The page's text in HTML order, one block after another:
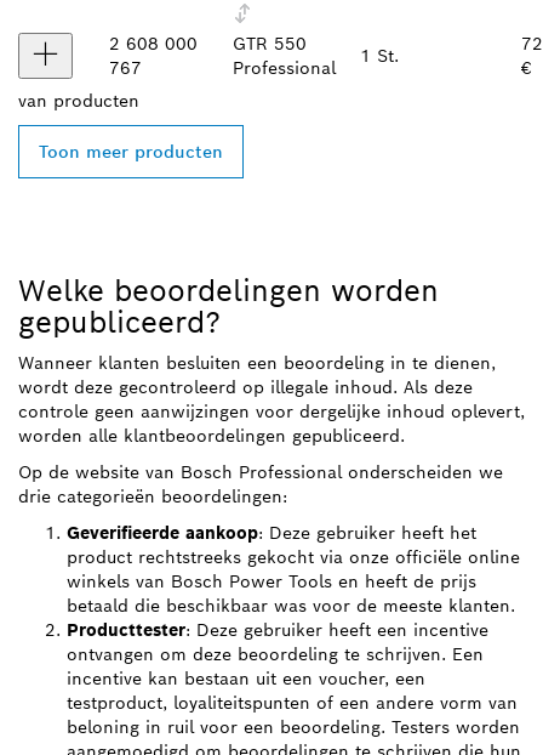
2 608 000
767
GTR 550
Professional
1 St.
€
van producten
Toon meer producten
Welke beoordelingen worden
gepubliceerd?
Wanneer klanten besluiten een beoordeling in te dienen,
wordt deze gecontroleerd op illegale inhoud. Als deze
controle geen aanwijzingen voor dergelijke inhoud oplevert,
worden alle klantbeoordelingen gepubliceerd.
Op de website van Bosch Professional onderscheiden we
drie categorieën beoordelingen:
Geverifieerde aankoop: Deze gebruiker heeft het
product rechtstreeks gekocht via onze officiële online
winkels van Bosch Power Tools en heeft de prijs
betaald die beschikbaar was voor de meeste klanten.
Producttester: Deze gebruiker heeft een incentive
ontvangen om deze beoordeling te schrijven. Een
incentive kan bestaan uit een voucher, een
testproduct, loyaliteitspunten of een andere vorm van
beloning in ruil voor een beoordeling. Testers worden